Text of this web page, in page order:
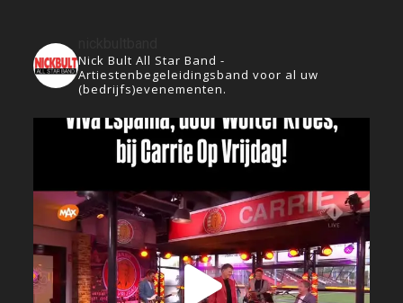
Nick Bult All Star Band -
Artiestenbegeleidingsband voor al uw
(bedrijfs)evenementen.